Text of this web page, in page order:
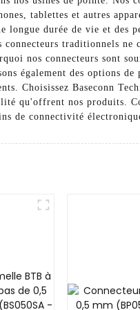
tablettes et autres
longue durée de vie et des
traditionnels ne
nos connecteurs sont
également des options de
Choisissez Baseconn
qu'offrent nos produits.
de connectivité